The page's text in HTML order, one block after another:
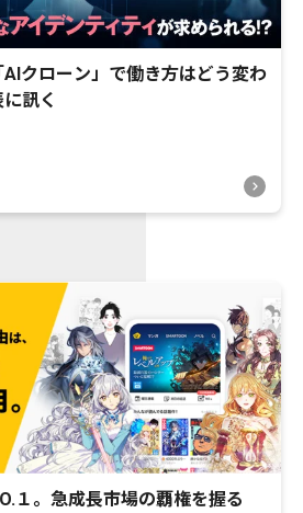
クローン」で働き方はどう変わ
訊く
１。急成長市場の覇権を握る